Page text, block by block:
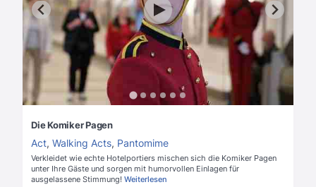
Die Komiker Pagen
Act, Walking Acts, Pantomime
Verkleidet wie echte Hotelportiers mischen sich die Komiker Pagen
unter Ihre Gäste und sorgen mit humorvollen Einlagen für
ausgelassene Stimmung! Weiterlesen